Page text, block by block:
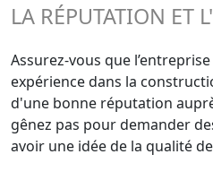
LA RÉPUTATION ET
Assurez-vous que
expérience dans la
d'une bonne réputation
gênez pas pour demander
avoir une idée de la qualité